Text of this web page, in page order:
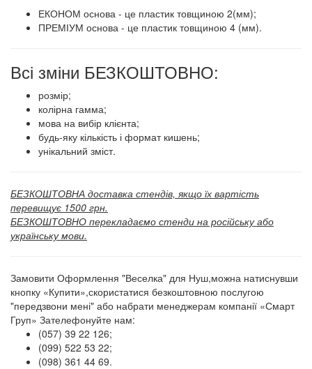
ЕКОНОМ основа - це пластик товщиною 2(мм);
ПРЕМІУМ основа - це пластик товщиною 4 (мм).
Всі зміни БЕЗКОШТОВНО:
розмір;
колірна гамма;
мова на вибір клієнта;
будь-яку кількість і формат кишень;
унікальний зміст.
БЕЗКОШТОВНА доставка стендів, якщо їх вартість
перевищує 1500 грн.
БЕЗКОШТОВНО перекладаємо стенди на російську або
українську мови.
Замовити Оформлення "Веселка" для Нуш,можна натиснувши
кнопку «Купити»,скористатися безкоштовною послугою
"передзвони мені" або набрати менеджерам компанії «Смарт
Груп» Зателефонуйте нам:
(057) 39 22 126;
(099) 522 53 22;
(098) 361 44 69.